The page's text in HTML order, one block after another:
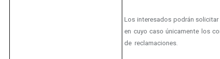
Los interesados podrán
en cuyo caso únicamente los
de reclamaciones.